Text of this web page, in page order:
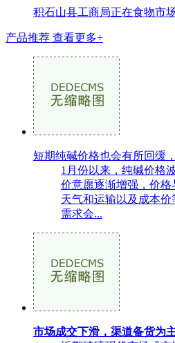
积石山县工商局正在食物市
产品推荐 查看更多+
短期纯碱价格也会有所回缓
1月份以来，纯碱价格
价意愿逐渐增强，价
天气和运输以及成本
需求会...
市场成交下滑，渠道备货为